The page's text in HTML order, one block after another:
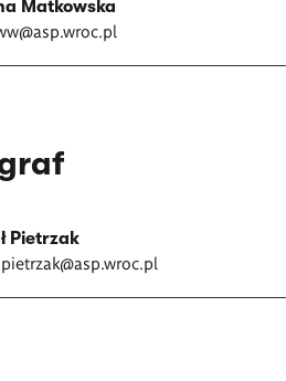
Matkowska
Pietrzak